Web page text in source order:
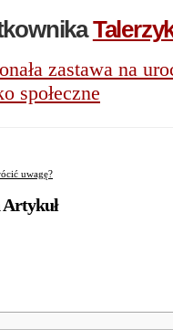
zastawa na
społeczne
uwagę?